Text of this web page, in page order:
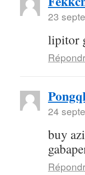
23
lipitor
24
buy